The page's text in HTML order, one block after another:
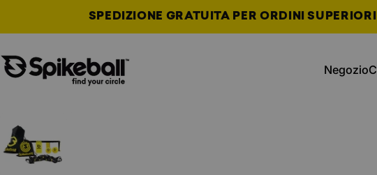
SPEDIZIONE GRATUITA PER ORDINI
Negozio Spikeball Negozio